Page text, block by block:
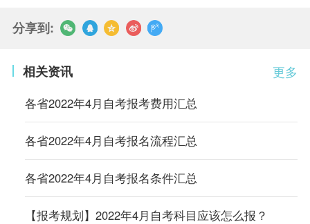
分享到:
更多
相关资讯
各省2022年4月自考报考费用汇总
各省2022年4月自考报名流程汇总
各省2022年4月自考报名条件汇总
【报考规划】2022年4月自考科目应该怎么报？